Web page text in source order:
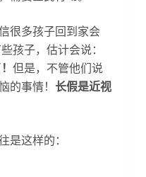
很多孩子回到家会
孩子，估计会说：
但是，不管他们说
的事情！ 长假是近视
是这样的：